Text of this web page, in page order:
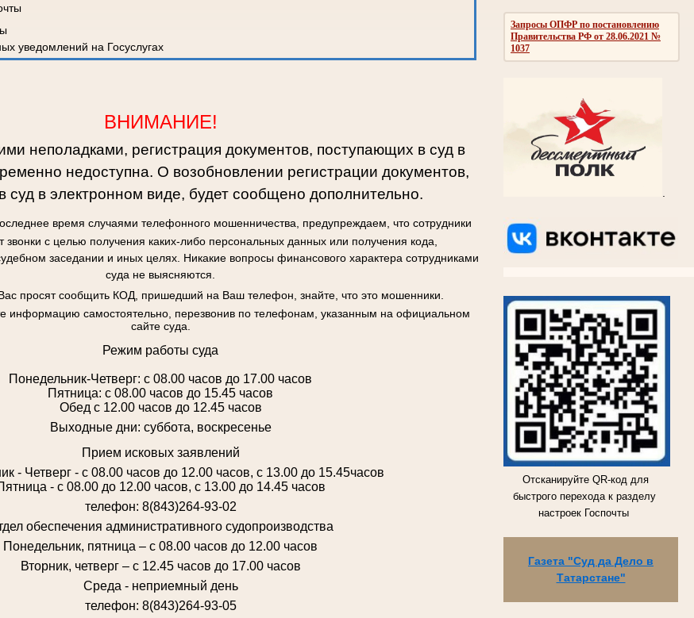
Запросы ОПФР по постановлению
Правительства РФ от 28.06.2021 №
1037
Отсканируйте QR-код для
быстрого перехода к разделу
настроек Госпочты
Газета "Суд да Дело в
Татарстане"
уведомлений на Госуслугах
ВНИМАНИЕ!
неполадками, регистрация документов, поступающих в суд в
недоступна. О возобновлении регистрации документов,
суд в электронном виде, будет сообщено дополнительно.
время случаями телефонного мошенничества, предупреждаем, что сотрудники
с целью получения каких-либо персональных данных или получения кода,
заседании и иных целях. Никакие вопросы финансового характера сотрудниками
суда не выясняются.
просят сообщить КОД, пришедший на Ваш телефон, знайте, что это мошенники.
информацию самостоятельно, перезвонив по телефонам, указанным на официальном
сайте суда.
Режим работы суда
Понедельник-Четверг: с 08.00 часов до 17.00 часов
Пятница: с 08.00 часов до 15.45 часов
Обед с 12.00 часов до 12.45 часов
Выходные дни: суббота, воскресенье
Прием исковых заявлений
- Четверг - с 08.00 часов до 12.00 часов, с 13.00 до 15.45часов
- с 08.00 до 12.00 часов, с 13.00 до 14.45 часов
телефон: 8(843)264-93-02
обеспечения административного судопроизводства
Понедельник, пятница – с 08.00 часов до 12.00 часов
Вторник, четверг – с 12.45 часов до 17.00 часов
Среда - неприемный день
телефон: 8(843)264-93-05